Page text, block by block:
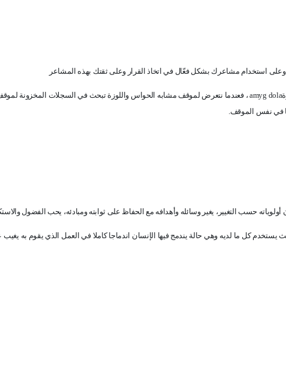
استخدام مشاعرك بشكل فعّال في اتخاذ القرار وعلى ثقتك بهذه المشاعر
amyg dola ، فعندما نتعرض لموقف مشابه الحواس واللوزة تبحث في السجلات المخزونة
في نفس الموقف
أولوياته حسب التغيير، يغير وسائله وأهدافه مع الحفاظ على ثوابته ومبادئه، يحب الفضول
يستخدم كل ما لديه وهي حالة يندمج فيها الإنسان اندماجا كاملا في العمل الذي يقوم به